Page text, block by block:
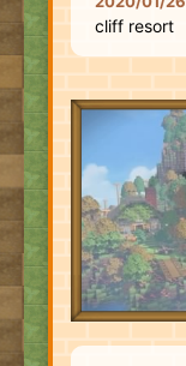
cliff resort